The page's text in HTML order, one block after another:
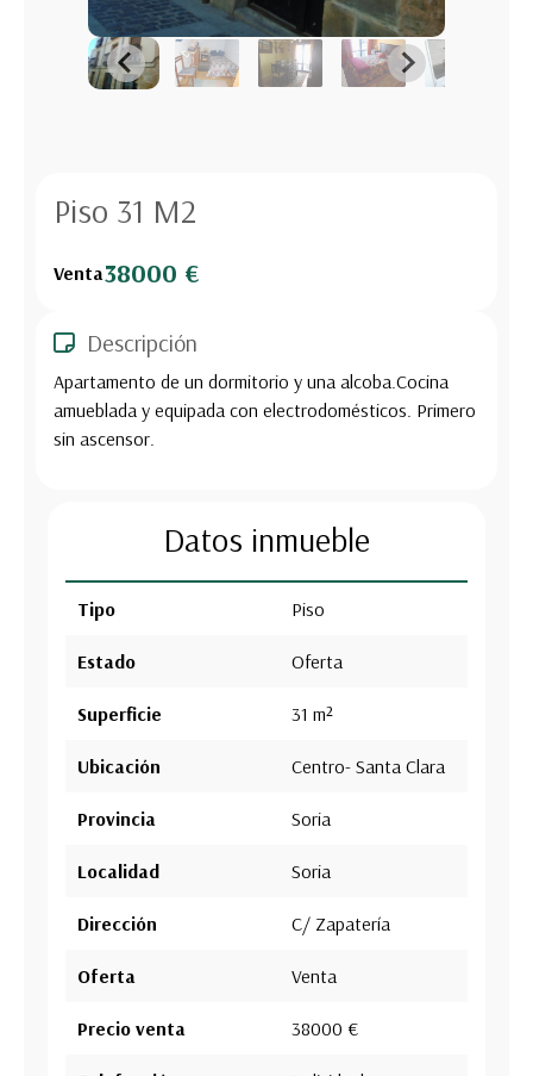
Piso 31 M2
Venta38000 €
Descripción
Apartamento de un dormitorio y una alcoba.Cocina
amueblada y equipada con electrodomésticos. Primero
sin ascensor.
Datos inmueble
Tipo Piso
Estado Oferta
Superficie 31 m²
Ubicación Centro- Santa Clara
Provincia Soria
Localidad Soria
Dirección C/ Zapatería
Oferta Venta
Precio venta 38000 €